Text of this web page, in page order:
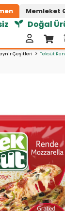
Memleket
Doğal
Çeşitleri Teksüt